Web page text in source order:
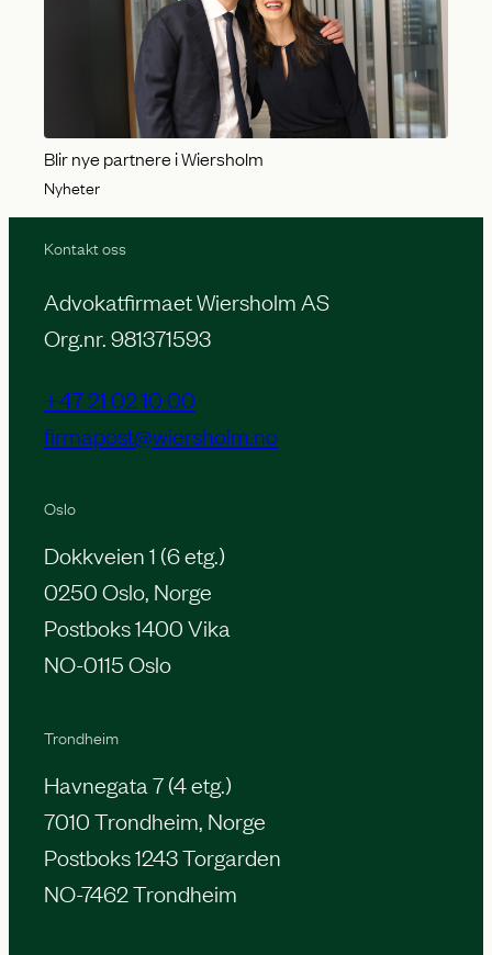
Blir nye partnere i Wiersholm
Nyheter
Kontakt oss
Advokatfirmaet Wiersholm AS
Org.nr. 981371593
+47 21 02 10 00
firmapost@wiersholm.no
Oslo
Dokkveien 1 (6 etg.)
0250 Oslo, Norge
Postboks 1400 Vika
NO-0115 Oslo
Trondheim
Havnegata 7 (4 etg.)
7010 Trondheim, Norge
Postboks 1243 Torgarden
NO-7462 Trondheim